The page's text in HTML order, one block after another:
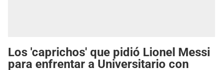
Los 'caprichos' que pidió Lionel Messi
para enfrentar a Universitario con